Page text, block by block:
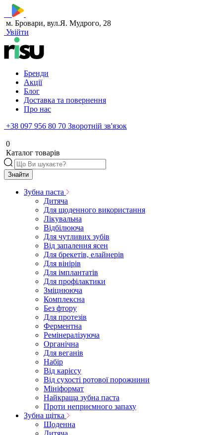
м. Бровари, вул.Я. Мудрого, 28
Увійти
Бренди
Акції
Блог
Доставка та повернення
Про нас
+38 097 956 80 70 Зворотній зв'язок
0
Каталог товарів
Знайти
Зубна паста
Дитяча
Для щоденного використання
Лікувальна
Відбілююча
Для чутливих зубів
Від запалення ясен
Для брекетів, елайнерів
Для вінірів
Для імплантатів
Для профілактики
Зміцнююча
Комплексна
Без фтору
Для протезів
Ферментна
Ремінералізуюча
Органічна
Для веганів
Набір
Від карієсу
Від сухості ротової порожнини
Мініформат
Найкраща зубна паста
Проти неприємного запаху
Зубна щітка
Щоденна